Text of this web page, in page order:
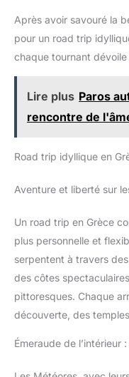
couvercle est sécurisé
ouverture accidentelle.
permet un transport
mouillé. Elle se fixe
Fermeture sécurisée
sur le couvercle
lanières en cuir
idéal pour un
Après avoir savouré la
pour un road trip
chaque tournant
Lire plus Paros
rencontre de
Road trip idyllique en
Aventure et liberté sur
Un road trip en Grèce
plus personnelle et
serpentent à travers
des côtes
pittoresques. Chaque
découverte, des
Émeraude de l’intérieur